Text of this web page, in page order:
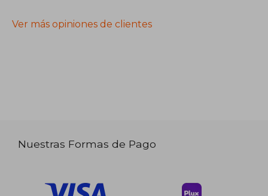
Ver más opiniones de clientes
Nuestras Formas de Pago